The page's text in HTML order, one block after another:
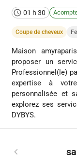
01 h 30
Coupe de cheveux
Maison
proposer un
Professionnel(le)
expertise à
personnalisée et
explorez ses
DYBYS.